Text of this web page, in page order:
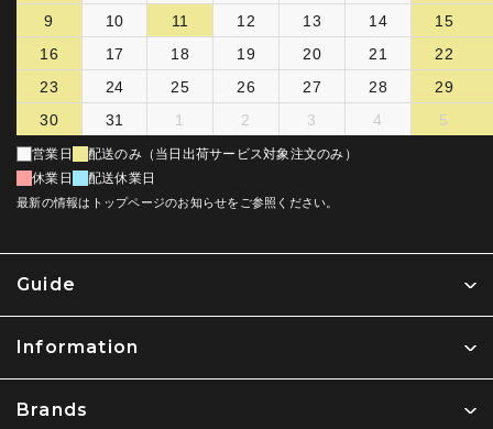
Guide
Information
Brands
9
10 11 12 13 14
15
16
17 18 19 20 21
22
23
24 25 26 27 28
29
30
31 1 2 3 4 5
営業日
配送のみ（当日出荷サービス対象注文のみ）
休業日
配送休業日
最新の情報はトップページのお知らせをご参照ください。